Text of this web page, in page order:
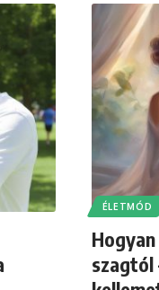
ÉLETMÓD
szagtól